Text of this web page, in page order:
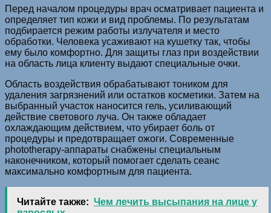
Перед началом процедуры врач осматривает пациента и
определяет тип кожи и вид проблемы. По результатам
подбирается режим работы излучателя и место
обработки. Человека усаживают на кушетку так, чтобы
ему было комфортно. Для защиты глаз при воздействии
на область лица клиенту выдают специальные очки.
Область воздействия обрабатывают тоником для
удаления загрязнений или остатков косметики. Затем на
выбранный участок наносится гель, усиливающий
действие светового луча. Он также обладает
охлаждающим действием, что убирает боль от
процедуры и предотвращает ожоги. Современные
phototherapy-аппараты снабжены специальным
наконечником, который помогает сделать сеанс
максимально комфортным для пациента.
Читайте также: Чем лечить высыпания на лице у